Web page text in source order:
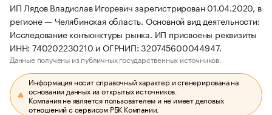
ИП Лядов Владислав Игоревич зарегистрирован 01.04.2020, в
регионе — Челябинская область. Основной вид деятельности:
Исследование конъюнктуры рынка. ИП присвоены реквизиты
ИНН: 740202230210 и ОГРНИП: 320745600044947.
Данные получены из публичных государственных источников.
Информация носит справочный характер и сгенерирована на
основании данных из открытых источников.
Компания не является пользователем и не имеет деловых
отношений с сервисом РБК Компании.